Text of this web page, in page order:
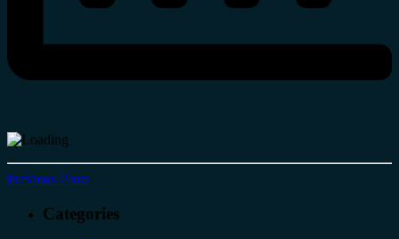
Previous Posts
Categories